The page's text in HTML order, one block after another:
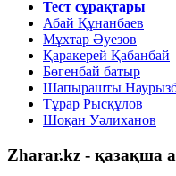
Тест сұрақтары
Абай Құнанбаев
Мұхтар Әуезов
Қаракерей Қабанбай
Бөгенбай батыр
Шапырашты
Тұрар Рысқұлов
Шоқан Уәлиханов
Zharar.kz - қазақша